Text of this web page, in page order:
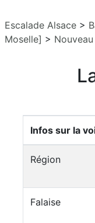
Escalade Alsace >
Moselle] >
Infos sur la
Région
Falaise